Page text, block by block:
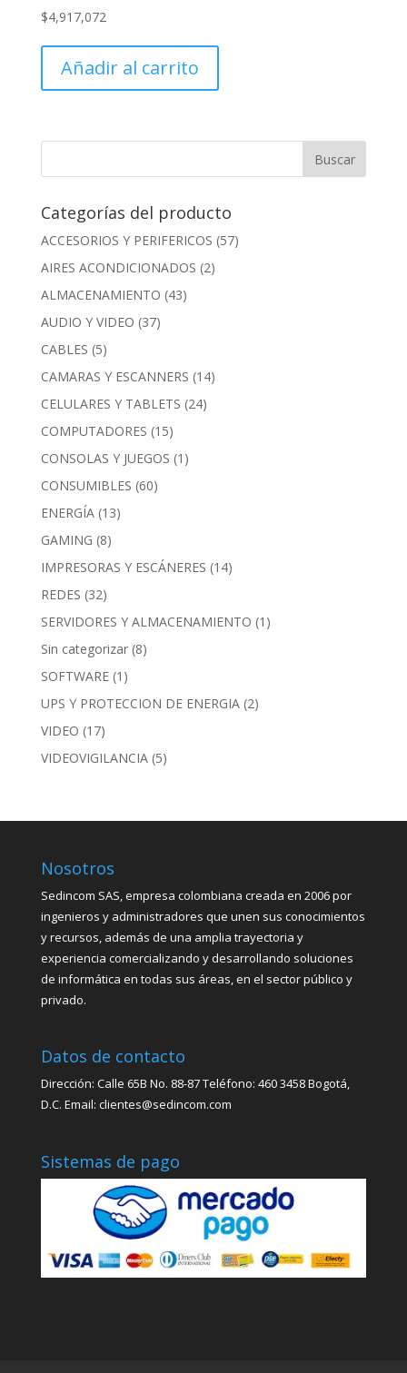
$4,917,072
Añadir al carrito
Categorías del producto
ACCESORIOS Y PERIFERICOS (57)
AIRES ACONDICIONADOS (2)
ALMACENAMIENTO (43)
AUDIO Y VIDEO (37)
CABLES (5)
CAMARAS Y ESCANNERS (14)
CELULARES Y TABLETS (24)
COMPUTADORES (15)
CONSOLAS Y JUEGOS (1)
CONSUMIBLES (60)
ENERGÍA (13)
GAMING (8)
IMPRESORAS Y ESCÁNERES (14)
REDES (32)
SERVIDORES Y ALMACENAMIENTO (1)
Sin categorizar (8)
SOFTWARE (1)
UPS Y PROTECCION DE ENERGIA (2)
VIDEO (17)
VIDEOVIGILANCIA (5)
Nosotros
Sedincom SAS, empresa colombiana creada en 2006 por
ingenieros y administradores que unen sus conocimientos
y recursos, además de una amplia trayectoria y
experiencia comercializando y desarrollando soluciones
de informática en todas sus áreas, en el sector público y
privado.
Datos de contacto
Dirección: Calle 65B No. 88-87 Teléfono: 460 3458 Bogotá,
D.C. Email: clientes@sedincom.com
Sistemas de pago